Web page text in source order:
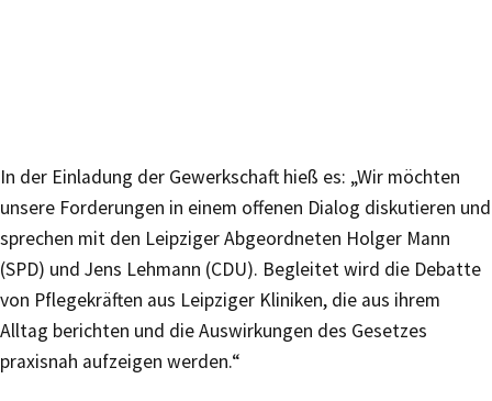
In der Einladung der Gewerkschaft hieß es: „Wir möchten
unsere Forderungen in einem offenen Dialog diskutieren und
sprechen mit den Leipziger Abgeordneten Holger Mann
(SPD) und Jens Lehmann (CDU). Begleitet wird die Debatte
von Pflegekräften aus Leipziger Kliniken, die aus ihrem
Alltag berichten und die Auswirkungen des Gesetzes
praxisnah aufzeigen werden.“